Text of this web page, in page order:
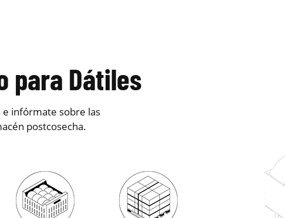
para Dátiles
e infórmate sobre las
postcosecha.